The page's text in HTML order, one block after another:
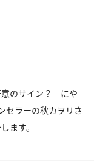
意のサイン？ にや
セラーの秋カヲリさ
ます。